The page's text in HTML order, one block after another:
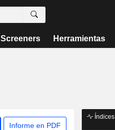
Screeners Herramientas
Informe en PDF
Índices